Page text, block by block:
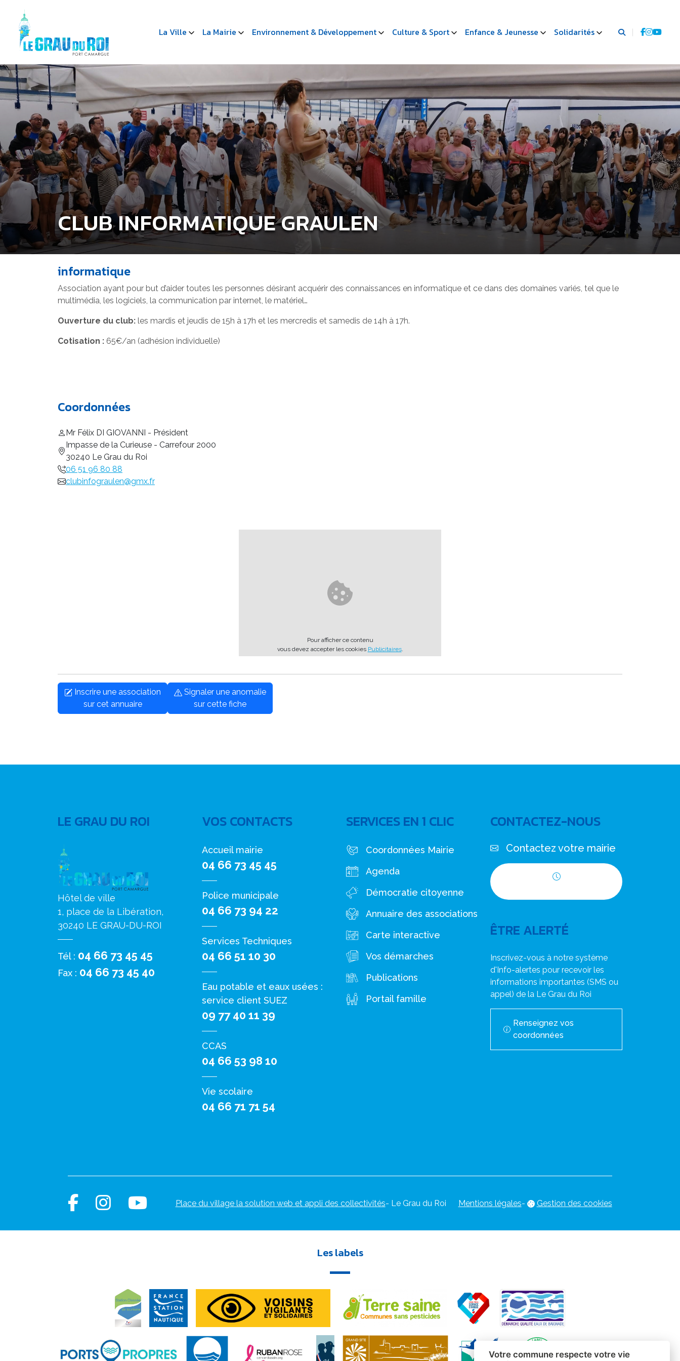
La Ville La Mairie Environnement & Développement Culture & Sport Enfance & Jeunesse Solidarités
CLUB INFORMATIQUE GRAULEN
informatique
Association ayant pour but d’aider toutes les personnes désirant acquérir des connaissances en informatique et ce dans des domaines variés, tel que le
multimédia, les logiciels, la communication par internet, le matériel…
Ouverture du club: les mardis et jeudis de 15h à 17h et les mercredis et samedis de 14h à 17h.
Cotisation : 65€/an (adhésion individuelle)
Coordonnées
Mr Félix DI GIOVANNI - Président
Impasse de la Curieuse - Carrefour 2000
30240 Le Grau du Roi
06 51 96 80 88
clubinfograulen@gmx.fr
Pour afficher ce contenu
vous devez accepter les cookies Publicitaires.
Inscrire une association
sur cet annuaire
Signaler une anomalie
sur cette fiche
LE GRAU DU ROI
Hôtel de ville
1, place de la Libération,
30240 LE GRAU-DU-ROI
Tél : 04 66 73 45 45
Fax : 04 66 73 45 40
VOS CONTACTS
Accueil mairie
04 66 73 45 45
Police municipale
04 66 73 94 22
Services Techniques
04 66 51 10 30
Eau potable et eaux usées :
service client SUEZ
09 77 40 11 39
CCAS
04 66 53 98 10
Vie scolaire
04 66 71 71 54
SERVICES EN 1 CLIC
Coordonnées Mairie
Agenda
Démocratie citoyenne
Annuaire des associations
Carte interactive
Vos démarches
Publications
Portail famille
CONTACTEZ-NOUS
Contactez votre mairie
ÊTRE ALERTÉ
Inscrivez-vous à notre système
d'Info-alertes pour recevoir les
informations importantes (SMS ou
appel) de la Le Grau du Roi
Renseignez vos
coordonnées
Place du village la solution web et appli des collectivités- Le Grau du Roi Mentions légales- Gestion des cookies
Les labels
Votre commune respecte votre vie